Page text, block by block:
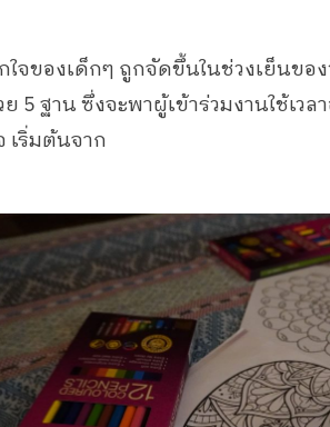
จของเด็กๆ ถูกจัดขึ้นในช่วงเย็นข
5 ฐาน ซึ่งจะพาผู้เข้าร่วมงานใช้เว
เริ่มต้นจาก